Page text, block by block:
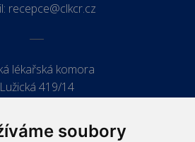
soubory
recepce@clkcr.cz
lékařská komora
Lužická 419/14